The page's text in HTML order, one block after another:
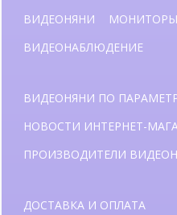
ВИДЕОНЯНИ
ВИДЕОНАБЛЮДЕНИЕ
ВИДЕОНЯНИ ПО
НОВОСТИ ИНТЕРНЕТ-
ПРОИЗВОДИТЕЛИ
ДОСТАВКА И ОПЛАТА